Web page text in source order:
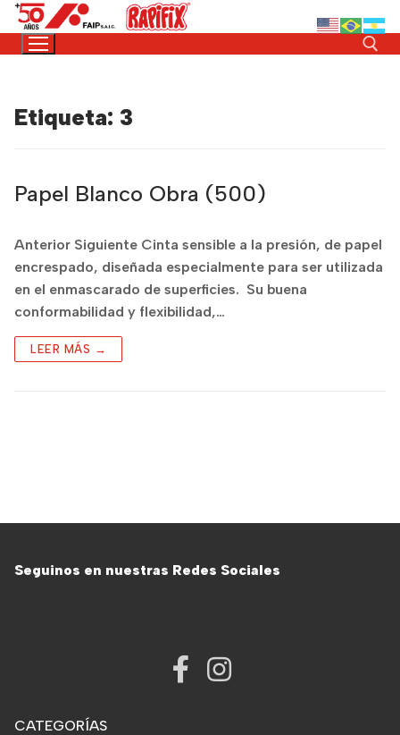
Etiqueta: 3
Papel Blanco Obra (500)
Anterior Siguiente Cinta sensible a la presión, de papel
encrespado, diseñada especialmente para ser utilizada
en el enmascarado de superficies. Su buena
conformabilidad y flexibilidad,…
LEER MÁS →
Seguinos en nuestras Redes Sociales
CATEGORÍAS